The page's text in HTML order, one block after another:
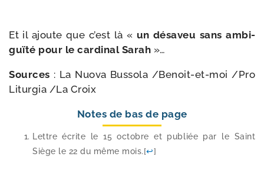
Et il ajoute que c’est là « un désa­veu sans ambi­
guï­té pour le car­di­nal Sarah »…
Sources : La Nuova Bussola /​Benoit-​et-​moi /​Pro
Liturgia /​La Croix
Notes de bas de page
Lettre écrite le 15 octobre et publiée par le Saint
Siège le 22 du même mois.[↩]